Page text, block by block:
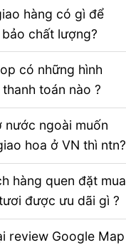
hàng có gì để
chất lượng?
có những hình
toán nào ?
nước ngoài muốn
hoa ở VN thì ntn?
hàng quen đặt mua
được ưu dãi gì ?
review Google Map